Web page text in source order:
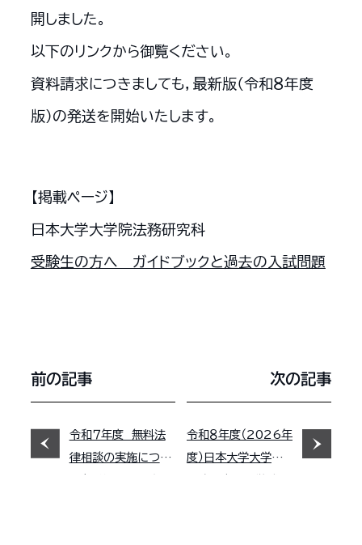
開しました。
以下のリンクから御覧ください。
資料請求につきましても，最新版（令和８年度
版）の発送を開始いたします。
【掲載ページ】
日本大学大学院法務研究科
受験生の方へ ガイドブックと過去の入試問題
前の記事
令和７年度 無料法
律相談の実施につい
次の記事
令和８年度（2026年
度）日本大学大学院